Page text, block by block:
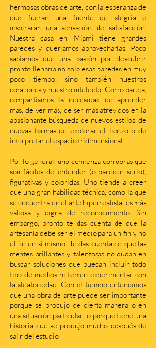
hermosas obras de arte, con la esperanza de
que fueran una fuente de alegría e
inspiraran una sensación de satisfacción.
Nuestra casa en Miami tiene grandes
paredes y queríamos aprovecharlas. Poco
sabíamos que una pasión por descubrir
pronto llenaría no solo esas paredes en muy
poco tiempo, sino también nuestros
corazones y nuestro intelecto. Como pareja,
compartíamos la necesidad de aprender
más, de ver más, de ser más atrevidos en la
apasionante búsqueda de nuevos estilos, de
nuevas formas de explorar el lienzo o de
interpretar el espacio tridimensional.
Por lo general, uno comienza con obras que
son fáciles de entender (o parecen serlo),
figurativas y coloridas. Uno tiende a creer
que una gran habilidad técnica, como la que
se encuentra en el arte hiperrealista, es más
valiosa y digna de reconocimiento. Sin
embargo, pronto te das cuenta de que la
artesanía debe ser el medio para un fin y no
el fin en sí mismo. Te das cuenta de que las
mentes brillantes y talentosas no dudan en
buscar soluciones que puedan incluir todo
tipo de medios ni temen experimentar con
la aleatoriedad. Con el tiempo entendimos
que una obra de arte puede ser importante
porque se produjo de cierta manera o en
una situación particular; o porque tiene una
historia que se produjo mucho después de
salir del estudio.